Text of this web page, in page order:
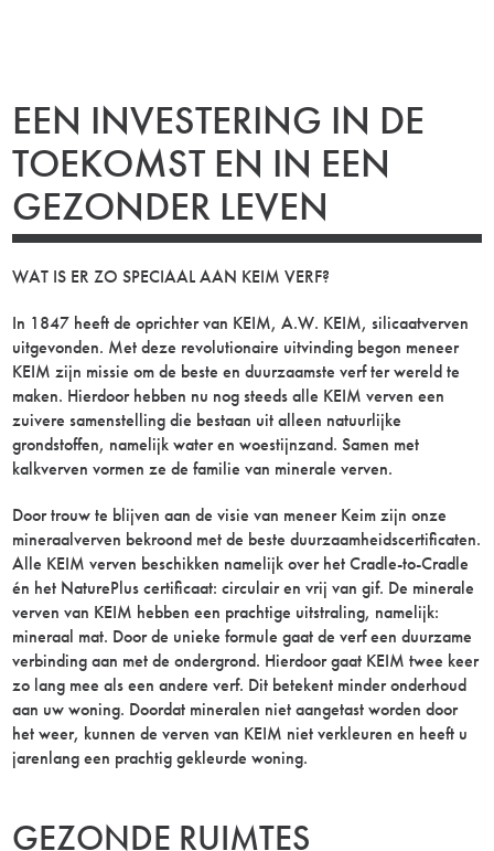
EEN INVESTERING IN DE
TOEKOMST EN IN EEN
GEZONDER LEVEN
WAT IS ER ZO SPECIAAL AAN KEIM VERF?
In 1847 heeft de oprichter van KEIM, A.W. KEIM, silicaatverven
uitgevonden. Met deze revolutionaire uitvinding begon meneer
KEIM zijn missie om de beste en duurzaamste verf ter wereld te
maken. Hierdoor hebben nu nog steeds alle KEIM verven een
zuivere samenstelling die bestaan uit alleen natuurlijke
grondstoffen, namelijk water en woestijnzand. Samen met
kalkverven vormen ze de familie van minerale verven.
Door trouw te blijven aan de visie van meneer Keim zijn onze
mineraalverven bekroond met de beste duurzaamheidscertificaten.
Alle KEIM verven beschikken namelijk over het Cradle-to-Cradle
én het NaturePlus certificaat: circulair en vrij van gif. De minerale
verven van KEIM hebben een prachtige uitstraling, namelijk:
mineraal mat. Door de unieke formule gaat de verf een duurzame
verbinding aan met de ondergrond. Hierdoor gaat KEIM twee keer
zo lang mee als een andere verf. Dit betekent minder onderhoud
aan uw woning. Doordat mineralen niet aangetast worden door
het weer, kunnen de verven van KEIM niet verkleuren en heeft u
jarenlang een prachtig gekleurde woning.
GEZONDE RUIMTES